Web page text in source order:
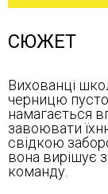
СЮЖЕТ
Вихованці
черницю
намагається
завоювати
свідкою
вона вирішує
команду.